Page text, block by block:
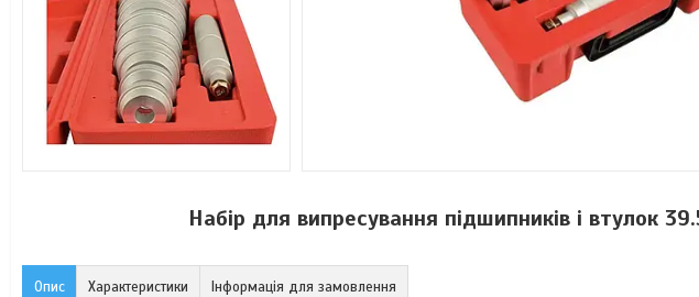
Набір для випресування підшипників і втулок
Опис Характеристики Інформація для замовлення